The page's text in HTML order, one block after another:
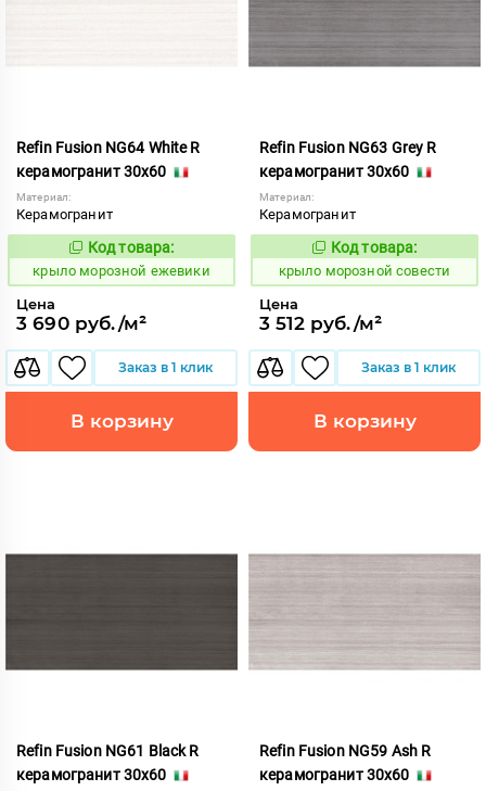
Refin Fusion NG64 White R
керамогранит 30x60
Материал:
Керамогранит
835524
Код товара:
крыло морозной ежевики
Цена
3 690 руб./м²
Заказ в 1 клик
В корзину
Refin Fusion NG63 Grey R
керамогранит 30x60
Материал:
Керамогранит
835523
Код товара:
крыло морозной совести
Цена
3 512 руб./м²
Заказ в 1 клик
В корзину
Refin Fusion NG61 Black R
керамогранит 30x60
Refin Fusion NG59 Ash R
керамогранит 30x60